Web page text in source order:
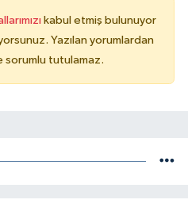
kabul etmiş bulunuyor
Yazılan yorumlardan
sorumlu tutulamaz.